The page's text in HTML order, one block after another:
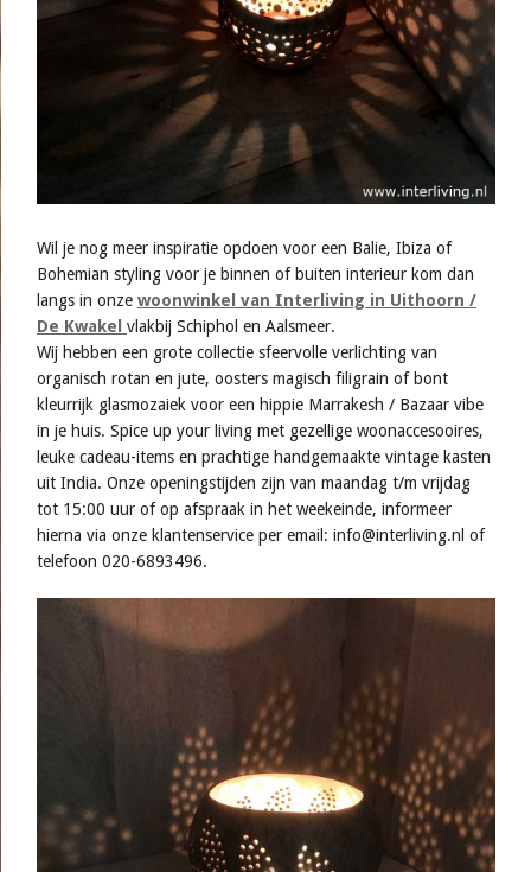
Wil je nog meer inspiratie opdoen voor een Balie, Ibiza of
Bohemian styling voor je binnen of buiten interieur kom dan
langs in onze woonwinkel van Interliving in Uithoorn /
De Kwakel vlakbij Schiphol en Aalsmeer.
Wij hebben een grote collectie sfeervolle verlichting van
organisch rotan en jute, oosters magisch filigrain of bont
kleurrijk glasmozaiek voor een hippie Marrakesh / Bazaar vibe
in je huis. Spice up your living met gezellige woonaccesooires,
leuke cadeau-items en prachtige handgemaakte vintage kasten
uit India. Onze openingstijden zijn van maandag t/m vrijdag
tot 15:00 uur of op afspraak in het weekeinde, informeer
hierna via onze klantenservice per email: info@interliving.nl of
telefoon 020-6893496.